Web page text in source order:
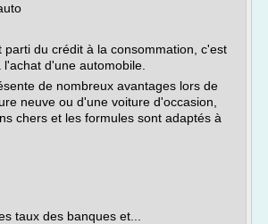
parti du crédit à la consommation, c'est
d'une automobile.
de nombreux avantages lors de
neuve ou d'une voiture d'occasion,
chers et les formules sont adaptés à
taux des banques et...